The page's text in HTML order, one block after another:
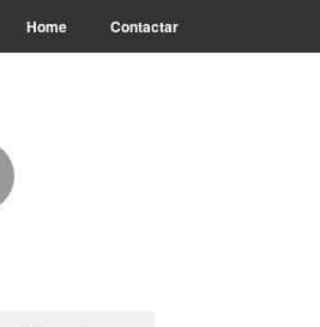
Home Contactar